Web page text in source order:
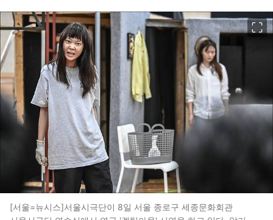
[서울=뉴시스]서울시극단이 8일 서울 종로구 세종문화회관